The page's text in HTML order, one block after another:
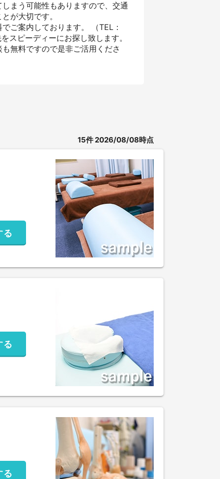
まう可能性もありますので、交通
が大切です。
ご案内しております。 （TEL：
スピーディーにお探し致します。
無料ですので是非ご活用くださ
15件2026/08/08時点
る
る
る